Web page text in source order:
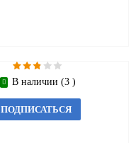
В наличии (3 )
ПОДПИСАТЬСЯ